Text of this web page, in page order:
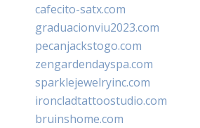
cafecito-satx.com
graduacionviu2023.com
pecanjackstogo.com
zengardendayspa.com
sparklejewelryinc.com
ironcladtattoostudio.com
bruinshome.com